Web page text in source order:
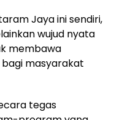
Jaya ini sendiri,
wujud nyata
membawa
masyarakat
tegas